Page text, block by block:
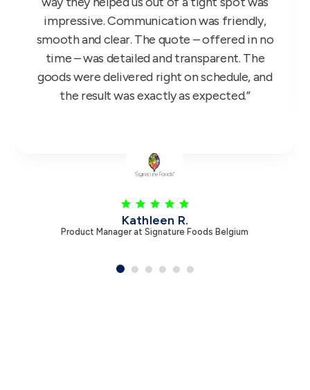
since Monday and we have received nothing
but glowing feedback, so once again thank
you.”